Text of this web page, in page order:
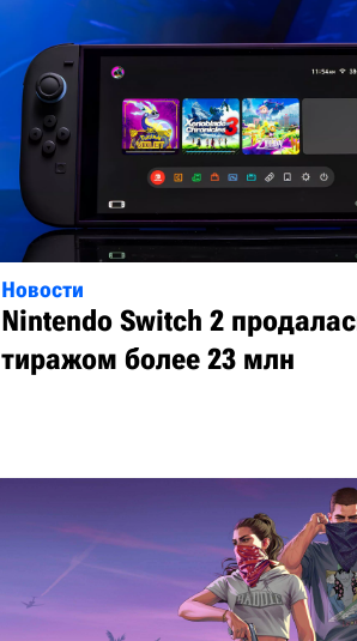
Новости
Nintendo Switch 2
тиражом более 23 млн